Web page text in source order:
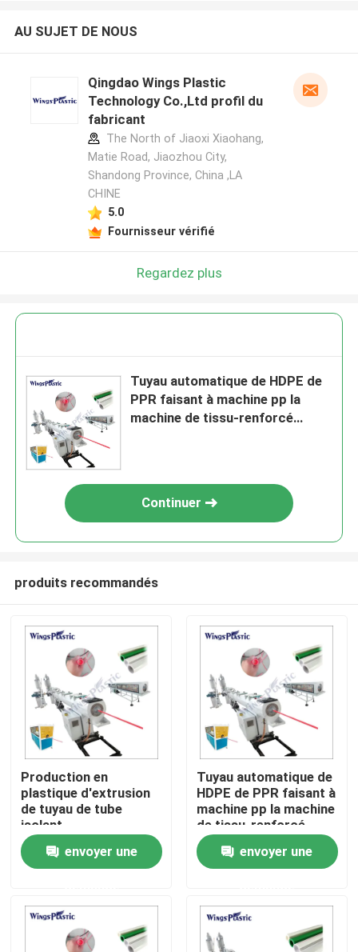
Maison
Au sujet de nous
AU SUJET DE NOUS
Qingdao Wings Plastic
Technology Co.,Ltd profil du
fabricant
The North of Jiaoxi Xiaohang,
Matie Road, Jiaozhou City,
Shandong Province, China ,LA
CHINE
5.0
Fournisseur vérifié
Regardez plus
Tuyau automatique de HDPE de
PPR faisant à machine pp la
machine de tissu-renforcé
Continuer
produits recommandés
Production en
plastique d'extrusion
de tuyau de tube
isolant
d'approvisionnement
en eau du PE pp PPR
de HDPE faisant la
ppr de machine
envoyer une
Tuyau automatique de
HDPE de PPR faisant à
machine pp la machine
de tissu-renforcé
d'extrusion de tuyau
envoyer une